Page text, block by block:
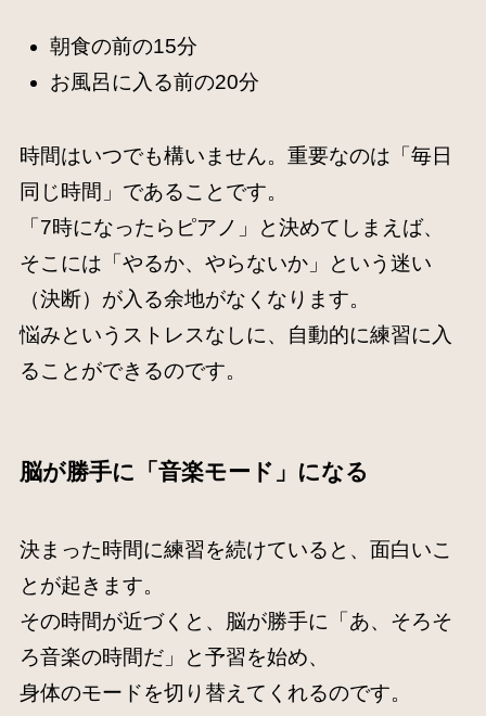
朝食の前の15分
お風呂に入る前の20分
時間はいつでも構いません。重要なのは「毎日
同じ時間」であることです。
「7時になったらピアノ」と決めてしまえば、
そこには「やるか、やらないか」という迷い
（決断）が入る余地がなくなります。
悩みというストレスなしに、自動的に練習に入
ることができるのです。
脳が勝手に「音楽モード」になる
決まった時間に練習を続けていると、面白いこ
とが起きます。
その時間が近づくと、脳が勝手に「あ、そろそ
ろ音楽の時間だ」と予習を始め、
身体のモードを切り替えてくれるのです。